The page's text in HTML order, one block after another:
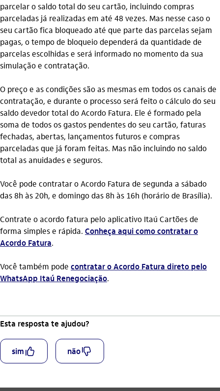
parcelar o saldo total do seu cartão, incluindo compras
parceladas já realizadas em até 48 vezes. Mas nesse caso o
seu cartão fica bloqueado até que parte das parcelas sejam
pagas, o tempo de bloqueio dependerá da quantidade de
parcelas escolhidas e será informado no momento da sua
simulação e contratação.
O preço e as condições são as mesmas em todos os canais de
contratação, e durante o processo será feito o cálculo do seu
saldo devedor total do Acordo Fatura. Ele é formado pela
soma de todos os gastos pendentes do seu cartão, faturas
fechadas, abertas, lançamentos futuros e compras
parceladas que já foram feitas. Mas não incluindo no saldo
total as anuidades e seguros.
Você pode contratar o Acordo Fatura de segunda a sábado
das 8h às 20h, e domingo das 8h às 16h (horário de Brasília).
Contrate o acordo fatura pelo aplicativo Itaú Cartões de
forma simples e rápida. Conheça aqui como contratar o
Acordo Fatura.
Você também pode contratar o Acordo Fatura direto pelo
WhatsApp Itaú Renegociação.
Esta resposta te ajudou?
simcurtir_outline nãodescurtir_outline